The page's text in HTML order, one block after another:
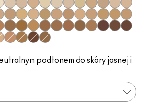
NC10NW10N11NC11NC11.5
NW11NC12NC14.5
N12N18NW13
NW18NC20NW20
NC25C3.5NW22NW25
NC27NC30NC35NC37
NW45NC45NC47NC50NW47
podtonem do skóry jasnej i